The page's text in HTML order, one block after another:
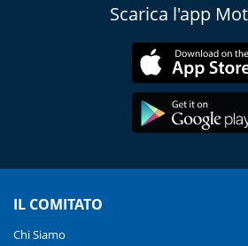
Scarica l'app
IL COMITATO
Chi Siamo